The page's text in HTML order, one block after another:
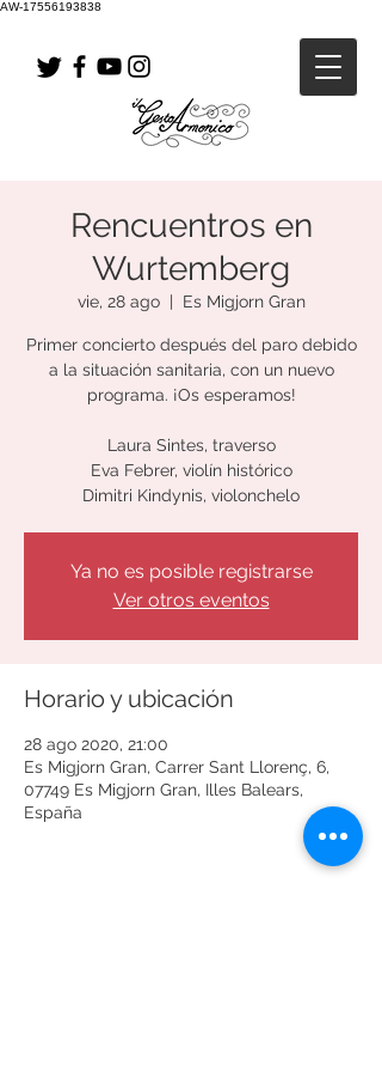
AW-17556193838
Rencuentros en
Wurtemberg
vie, 28 ago
  |
Es Migjorn Gran
Primer concierto después del paro debido
a la situación sanitaria, con un nuevo
programa. ¡Os esperamos!
Laura Sintes, traverso
Eva Febrer, violín histórico
Dimitri Kindynis, violonchelo
Ya no es posible registrarse
Ver otros eventos
Horario y ubicación
28 ago 2020, 21:00
Es Migjorn Gran, Carrer Sant Llorenç, 6,
07749 Es Migjorn Gran, Illes Balears,
España